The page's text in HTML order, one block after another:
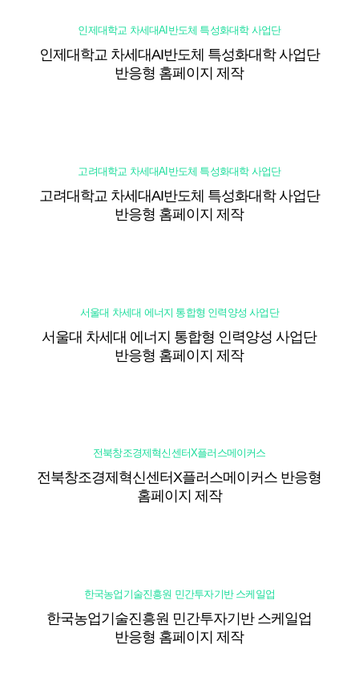
인제대학교 차세대AI반도체 특성화대학 사업단
인제대학교 차세대AI반도체 특성화대학 사업단
반응형 홈페이지 제작
고려대학교 차세대AI반도체 특성화대학 사업단
고려대학교 차세대AI반도체 특성화대학 사업단
반응형 홈페이지 제작
서울대 차세대 에너지 통합형 인력양성 사업단
서울대 차세대 에너지 통합형 인력양성 사업단
반응형 홈페이지 제작
전북창조경제혁신센터X플러스메이커스
전북창조경제혁신센터X플러스메이커스 반응형
홈페이지 제작
한국농업기술진흥원 민간투자기반 스케일업
한국농업기술진흥원 민간투자기반 스케일업
반응형 홈페이지 제작